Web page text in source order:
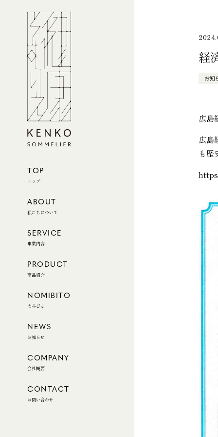
TOP
トップ
ABOUT
私たちについて
SERVICE
事業内容
PRODUCT
商品紹介
NOMIBITO
のみびと
NEWS
お知らせ
COMPANY
会社概要
CONTACT
お問い合わせ
経
お知
広島
広島
も歴